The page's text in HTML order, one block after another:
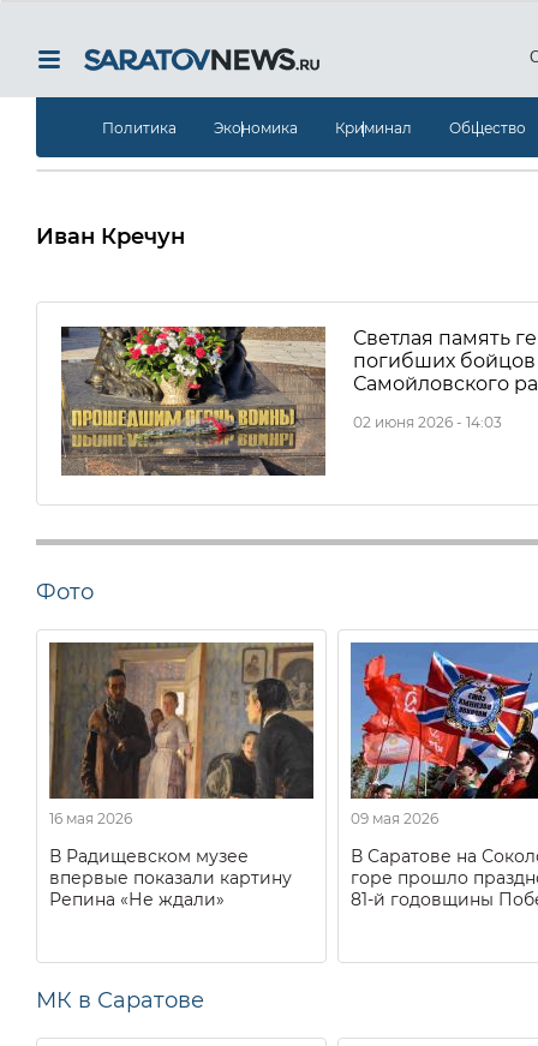
Политика Экономика Криминал Общество
Иван Кречун
Светлая память
погибших бойцов
Самойловского
02 июня 2026 - 14:03
Фото
16 мая 2026
В Радищевском музее
впервые показали картину
Репина «Не ждали»
09 мая 2026
В Саратове на
горе прошло
81-й годовщины
МК в Саратове